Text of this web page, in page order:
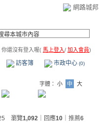
網路城邦
你還沒有登入喔( 馬上登入/ 加入會員)
訪客簿 市政中心 (0)
字體： 小 中
大
瀏覽1,092 ｜回應10 推薦6